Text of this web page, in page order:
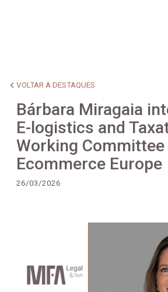
VOLTAR A DESTAQUES
Bárbara Miragaia
E-logistics and
Working Committee
Ecommerce Europe
26/03/2026